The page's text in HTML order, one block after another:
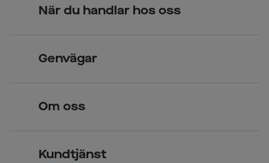
När du handlar hos oss
Över 70 butiker
Genvägar
Om oss
Kundtjänst